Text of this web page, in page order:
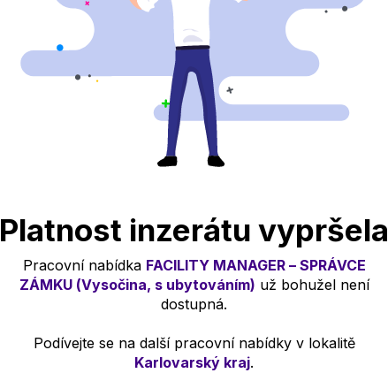
Platnost inzerátu vypršela
Pracovní nabídka FACILITY MANAGER – SPRÁVCE
ZÁMKU (Vysočina, s ubytováním) už bohužel není
dostupná.
Podívejte se na další pracovní nabídky v lokalitě
Karlovarský kraj.